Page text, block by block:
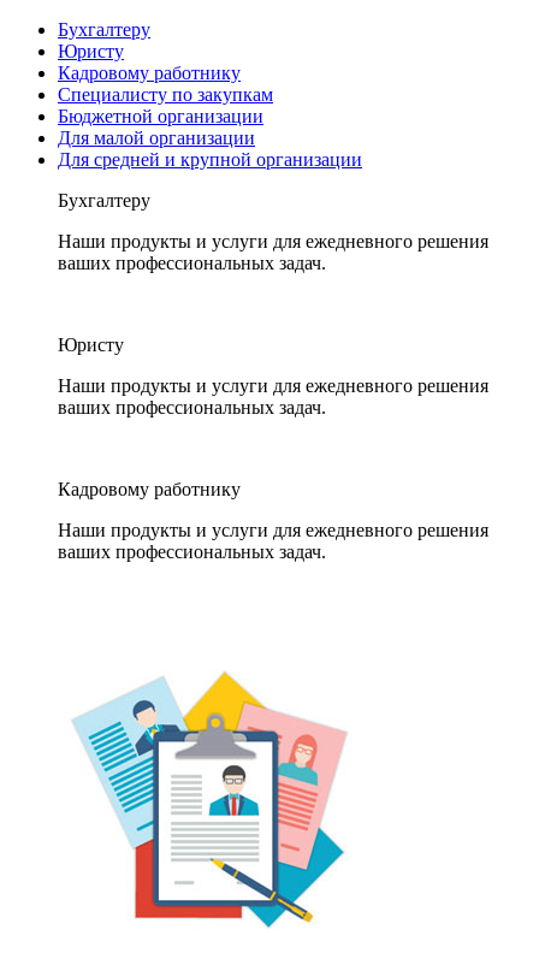
Бухгалтеру
Юристу
Кадровому работнику
Специалисту по закупкам
Бюджетной организации
Для малой организации
Для средней и крупной организации
Бухгалтеру
Наши продукты и услуги для ежедневного решения
ваших профессиональных задач.
Юристу
Наши продукты и услуги для ежедневного решения
ваших профессиональных задач.
Кадровому работнику
Наши продукты и услуги для ежедневного решения
ваших профессиональных задач.